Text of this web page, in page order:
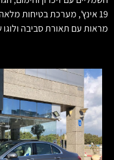
מראות עם תאורת סביבה